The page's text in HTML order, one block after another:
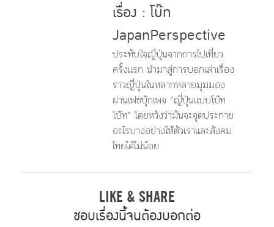
เรื่อง : โบ๊ท
JapanPerspective
ประทับใจญี่ปุ่นจากการไปเที่ยว
ครั้งแรก นำมาสู่การบอกเล่าเรื่อง
ราวญี่ปุ่นในหลากหลายมุมมอง
ผ่านเฟซบุ๊กเพจ “ญี่ปุ่นแบบโบ๊ท
โบ๊ท” โดยหวังว่ามันจะจุดประกาย
อะไรบางอย่างให้ตัวเราและสังคม
ไทยได้ไม่น้อย
LIKE & SHARE
ชอบเรื่องนี้จนต้องบอกต่อ